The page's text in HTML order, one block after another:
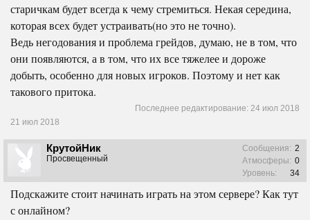
старичкам будет всегда к чему стремиться. Некая середина,
которая всех будет устраивать(но это не точно).
Ведь негодования и проблема грейдов, думаю, не в том, что
они появляются, а в том, что их все тяжелее и дороже
добыть, особенно для новых игроков. Поэтому и нет как
такового притока.
Последнее редактирование: 24 июл 2018
21 июл 2018
КрутойНик
Просвещенный
Сообщения: 2
Атмосферы: 0
Уровень:
34
Подскажите стоит начинать играть на этом сервере? Как тут
с онлайном?